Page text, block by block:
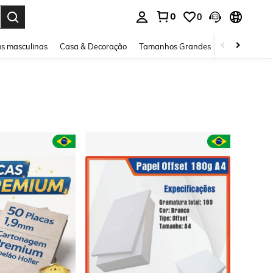
0 0
masculinas Casa & Decoração Tamanhos Grandes Joias e